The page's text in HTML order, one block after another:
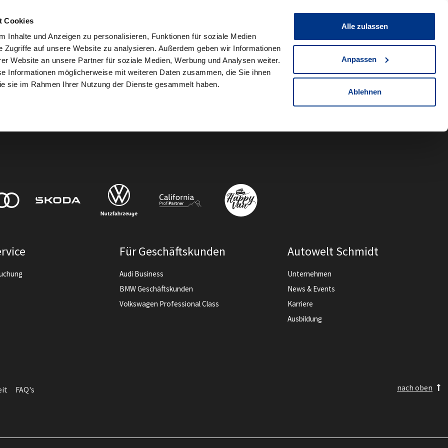
Cookies
Inhalte und Anzeigen zu personalisieren, Funktionen für soziale Medien
Zugriffe auf unsere Website zu analysieren. Außerdem geben wir Informationen
Website an unsere Partner für soziale Medien, Werbung und Analysen weiter.
Informationen möglicherweise mit weiteren Daten zusammen, die Sie ihnen
sie im Rahmen Ihrer Nutzung der Dienste gesammelt haben.
Alle zulassen
Anpassen
Ablehnen
Fahrzeug teilen Merkliste
Für Geschäftskunden
Audi Business
BMW Geschäftskunden
Volkswagen Professional Class
Autowelt Schmidt
Unternehmen
News & Events
Karriere
Ausbildung
FAQ's nach oben